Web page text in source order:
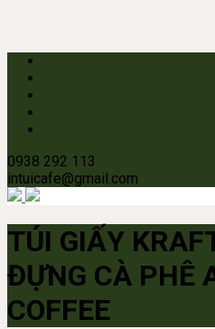
0938 292 113
intuicafe@gmail.com
TÚI GIẤY
ĐỰNG CÀ PHÊ
COFFEE